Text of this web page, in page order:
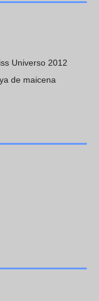
Universo 2012
de maicena